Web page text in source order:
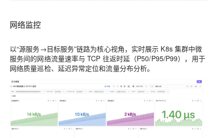
网络监控
以“源服务→目标服务”链路为核心视角，实时展示 K8s 集群中微
服务间的网络流量速率与 TCP 往返时延（P50/P95/P99），用于
网络质量巡检、延迟异常定位和流量分布分析。